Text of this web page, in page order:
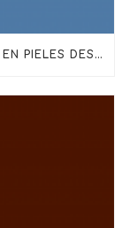
CÓMO MANTENER LA HIDRATACIÓN EN PIELES DESHIDRATADAS, MADURAS O SENSIBILIZADAS